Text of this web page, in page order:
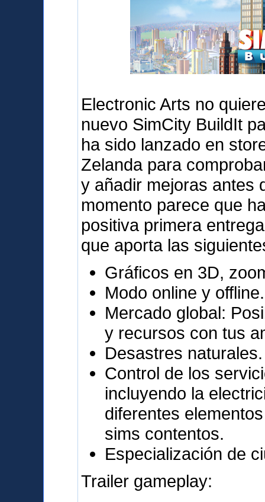
Electronic Arts no
nuevo SimCity BuildIt
ha sido lanzado en
Zelanda para
y añadir mejoras antes
momento parece que
positiva primera
que aporta las
Gráficos en 3D,
Modo online y offline.
Mercado global:
y recursos con tus
Desastres naturales.
Control de los
incluyendo la
diferentes
sims contentos.
Especialización de
Trailer gameplay: